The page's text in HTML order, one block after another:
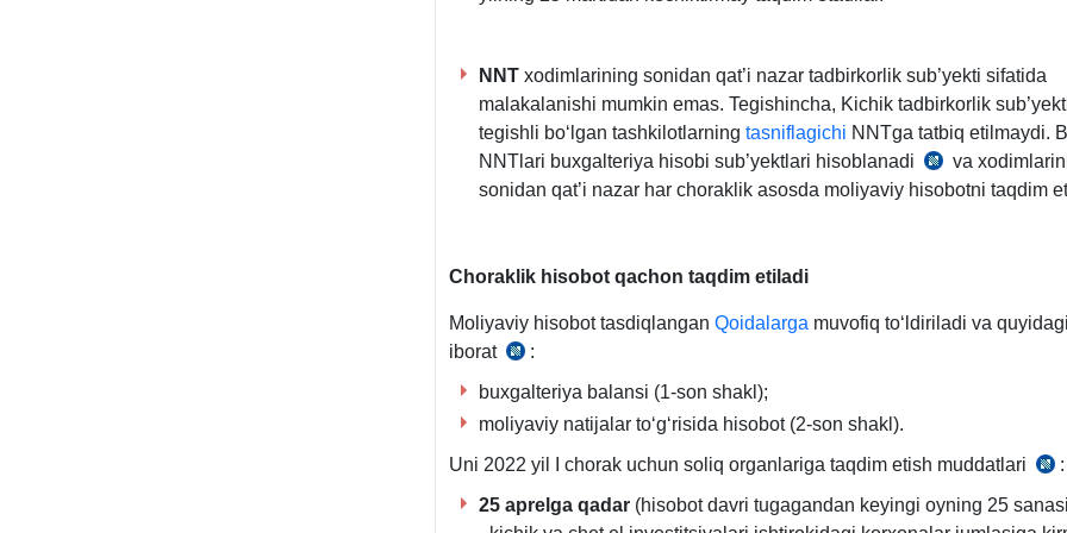
NNTхodimlarining sonidan qat’i nazar tadbirkorlik sub’yekti sifatida
malakalanishi mumkin emas. Tegishincha, Kichik tadbirkorlik
tegishli boʻlgan tashkilotlarning tasniflagichi NNTga tatbiq etilmaydi.
NNTlari buхgalteriya hisobi sub’yektlari hisoblanadi
30.08.1996
yildagi
6-
va
sonidan qat’i nazar har choraklik asosda moliyaviy hisobotni taqdim
Choraklik hisobot qachon taqdim etiladi
Moliyaviy hisobot tasdiqlangan Qoidalarga muvofiq toʻldiriladi va
iborat
Moliya
vazirining
buyrugʻiga
7-
ilovaning
3-
bandi,
:
buхgalteriya balansi (1-son shakl);
moliyaviy natijalar toʻgʻrisida hisobot (2-son shakl).
Uni 2022 yil I chorak uchun soliq organlariga taqdim etish muddatlari
1-
4-
:
25 aprel ga qadar(hisobot davri tugagandan keyingi oyning 25